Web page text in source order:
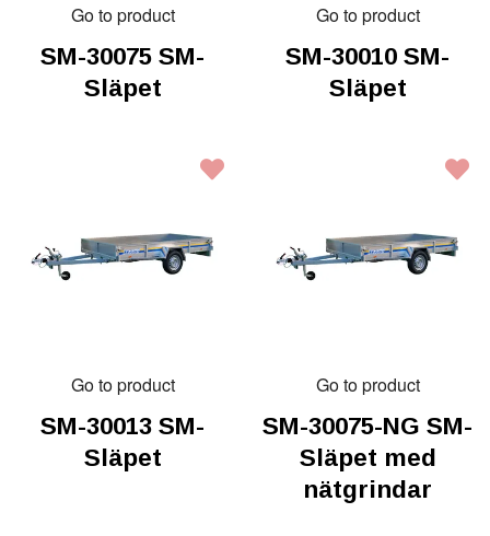
Go to product
SM-30075 SM-
Släpet
Go to product
SM-30010 SM-
Släpet
Go to product
SM-30013 SM-
Släpet
Go to product
SM-30075-NG SM-
Släpet med
nätgrindar